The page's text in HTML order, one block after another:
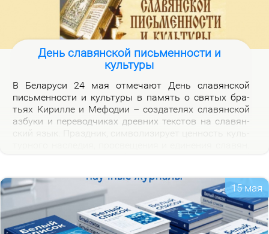
День славянской письменности и
культуры
В Бе­ла­ру­си 24 мая от­ме­ча­ют День сла­вян­ской
пись­мен­но­сти и куль­ту­ры в па­мять о свя­тых бра­
тьях Ки­рил­ле и Ме­фо­дии – со­зда­те­лях сла­вян­ской
аз­бу­ки и пе­ре­вод­чи­ках древ­них тек­стов на сла­вян­
ской на­род­но­сти.
15 мая